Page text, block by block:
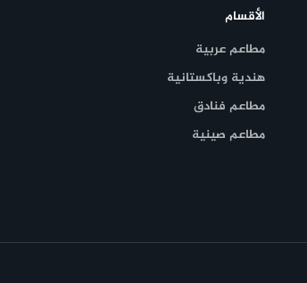
الأقسام
مطاعم عربية
هندية وباكستانية
مطاعم فنادق
مطاعم صينية